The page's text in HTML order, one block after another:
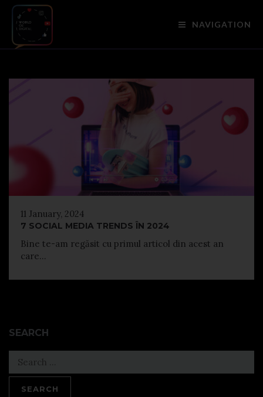
NAVIGATION
11 January, 2024
7 SOCIAL MEDIA TRENDS ÎN 2024
Bine te-am regăsit cu primul articol din acest an
care...
SEARCH
for: